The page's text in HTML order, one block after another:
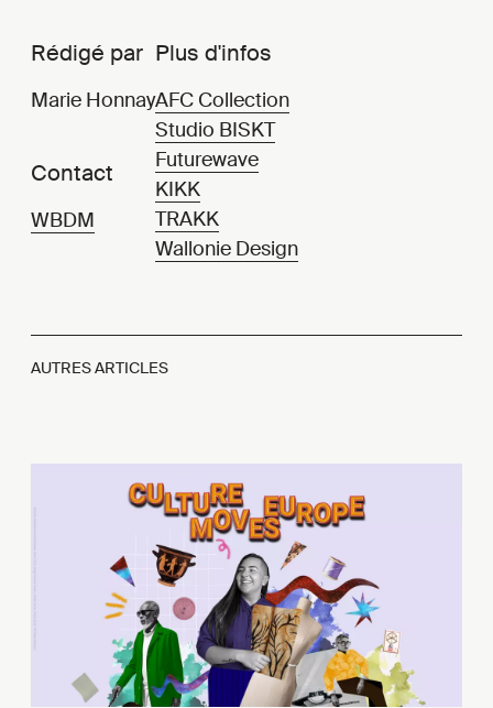
Rédigé par
Marie Honnay
Contact
WBDM
Plus d'infos
AFC Collection
Studio BISKT
Futurewave
KIKK
TRAKK
Wallonie Design
AUTRES ARTICLES